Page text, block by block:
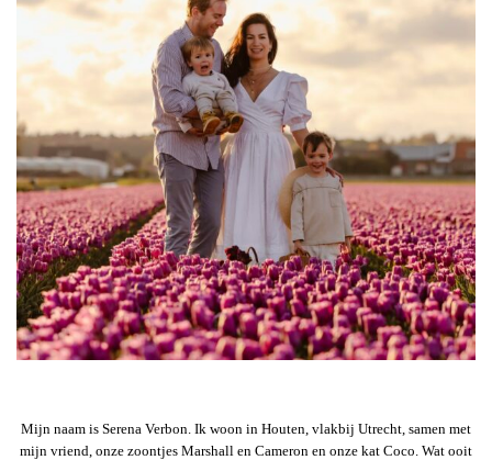
Mijn naam is Serena Verbon. Ik woon in Houten, vlakbij Utrecht, samen met
mijn vriend, onze zoontjes Marshall en Cameron en onze kat Coco. Wat ooit